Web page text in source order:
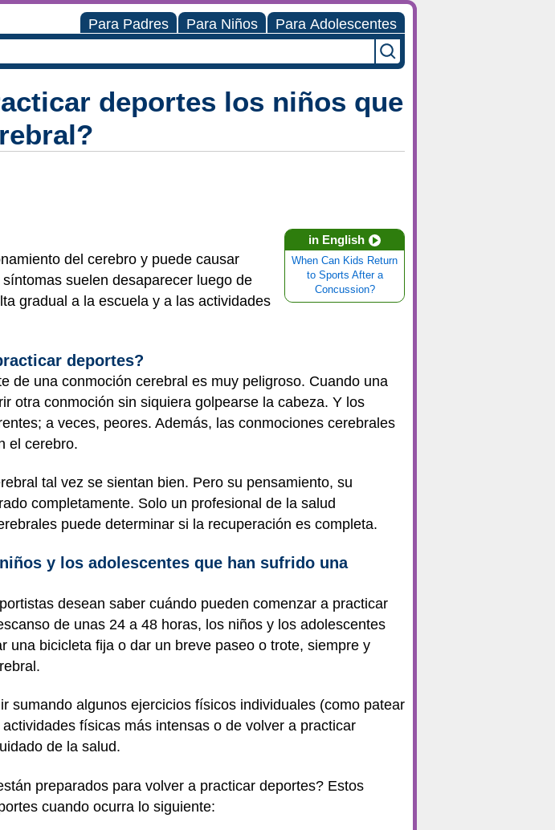
Para Padres Para Niños Para Adolescentes
deportes los niños que
in English
When Can Kids Return
to Sports After a
Concussion?
del cerebro y puede causar
suelen desaparecer luego de
gradual a la escuela y a las actividades
deportes?
de una conmoción cerebral es muy peligroso. Cuando una
otra conmoción sin siquiera golpearse la cabeza. Y los
a veces, peores. Además, las conmociones cerebrales
el cerebro.
tal vez se sientan bien. Pero su pensamiento, su
completamente. Solo un profesional de la salud
puede determinar si la recuperación es completa.
y los adolescentes que han sufrido una
desean saber cuándo pueden comenzar a practicar
de unas 24 a 48 horas, los niños y los adolescentes
bicicleta fija o dar un breve paseo o trote, siempre y
sumando algunos ejercicios físicos individuales (como patear
físicas más intensas o de volver a practicar
de la salud.
preparados para volver a practicar deportes? Estos
cuando ocurra lo siguiente: